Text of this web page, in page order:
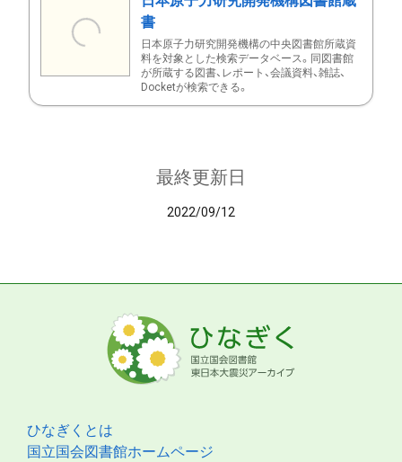
書
日本原子力研究開発機構の中央図書館所蔵資
料を対象とした検索データベース。同図書館
が所蔵する図書、レポート、会議資料、雑誌、
Docketが検索できる。
最終更新日
2022/09/12
ひなぎくとは
国立国会図書館ホームページ